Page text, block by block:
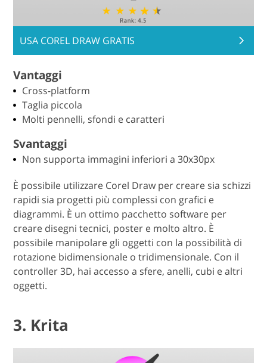
USA COREL DRAW GRATIS
Vantaggi
Cross-platform
Taglia piccola
Molti pennelli, sfondi e caratteri
Svantaggi
Non supporta immagini inferiori a 30x30px
È possibile utilizzare Corel Draw per creare sia schizzi
rapidi sia progetti più complessi con grafici e
diagrammi. È un ottimo pacchetto software per
creare disegni tecnici, poster e molto altro. È
possibile manipolare gli oggetti con la possibilità di
rotazione bidimensionale o tridimensionale. Con il
controller 3D, hai accesso a sfere, anelli, cubi e altri
oggetti.
3. Krita